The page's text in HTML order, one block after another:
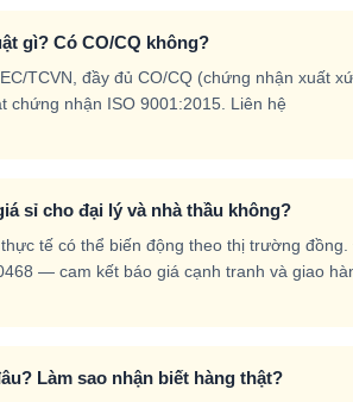
gì? Có CO/CQ không?
TCVN, đầy đủ CO/CQ (chứng nhận xuất
chứng nhận ISO 9001:2015. Liên hệ
sỉ cho đại lý và nhà thầu không?
tế có thể biến động theo thị trường đồng.
— cam kết báo giá cạnh tranh và giao
Làm sao nhận biết hàng thật?